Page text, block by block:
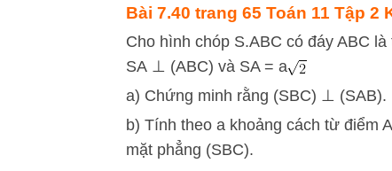
Bài 7.40 trang 65 Toán 11 Tập 2
Cho hình chóp S.ABC có đáy ABC
SA ⊥ (ABC) và SA = a
a) Chứng minh rằng (SBC) ⊥ (SAB).
b) Tính theo a khoảng cách từ điểm
mặt phẳng (SBC).